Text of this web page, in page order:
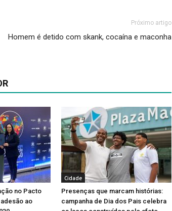
Próximo artigo
Homem é detido com skank, cocaína e maconha
no Pacto
ao
Cidade
Presenças que marcam histórias:
campanha de Dia dos Pais celebra